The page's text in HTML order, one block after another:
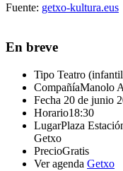
Fuente: getxo-kultura.eus
En breve
Tipo Teatro
CompañíaManolo
Fecha 20 de junio
Horario18:30
LugarPlaza
Getxo
PrecioGratis
Ver agenda Getxo